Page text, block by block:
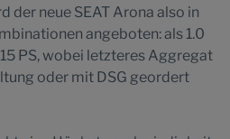
der neue SEAT Arona also in
angeboten: als 1.0
PS, wobei letzteres Aggregat
oder mit DSG geordert